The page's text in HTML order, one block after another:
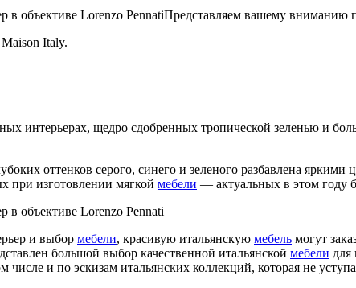
Представляем вашему вниманию
Italy.
интерьерах, щедро сдобренных тропической зеленью и
оттенков серого, синего и зеленого разбавлена
при изготовлении мягкой мебели — актуальных в этом году
и выбор мебели, красивую итальянскую мебель могут
большой выбор качественной итальянской мебели для
числе и по эскизам итальянских коллекций, которая не